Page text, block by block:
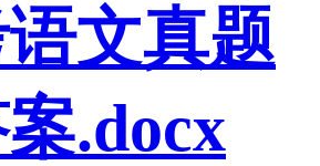
文真题
.docx